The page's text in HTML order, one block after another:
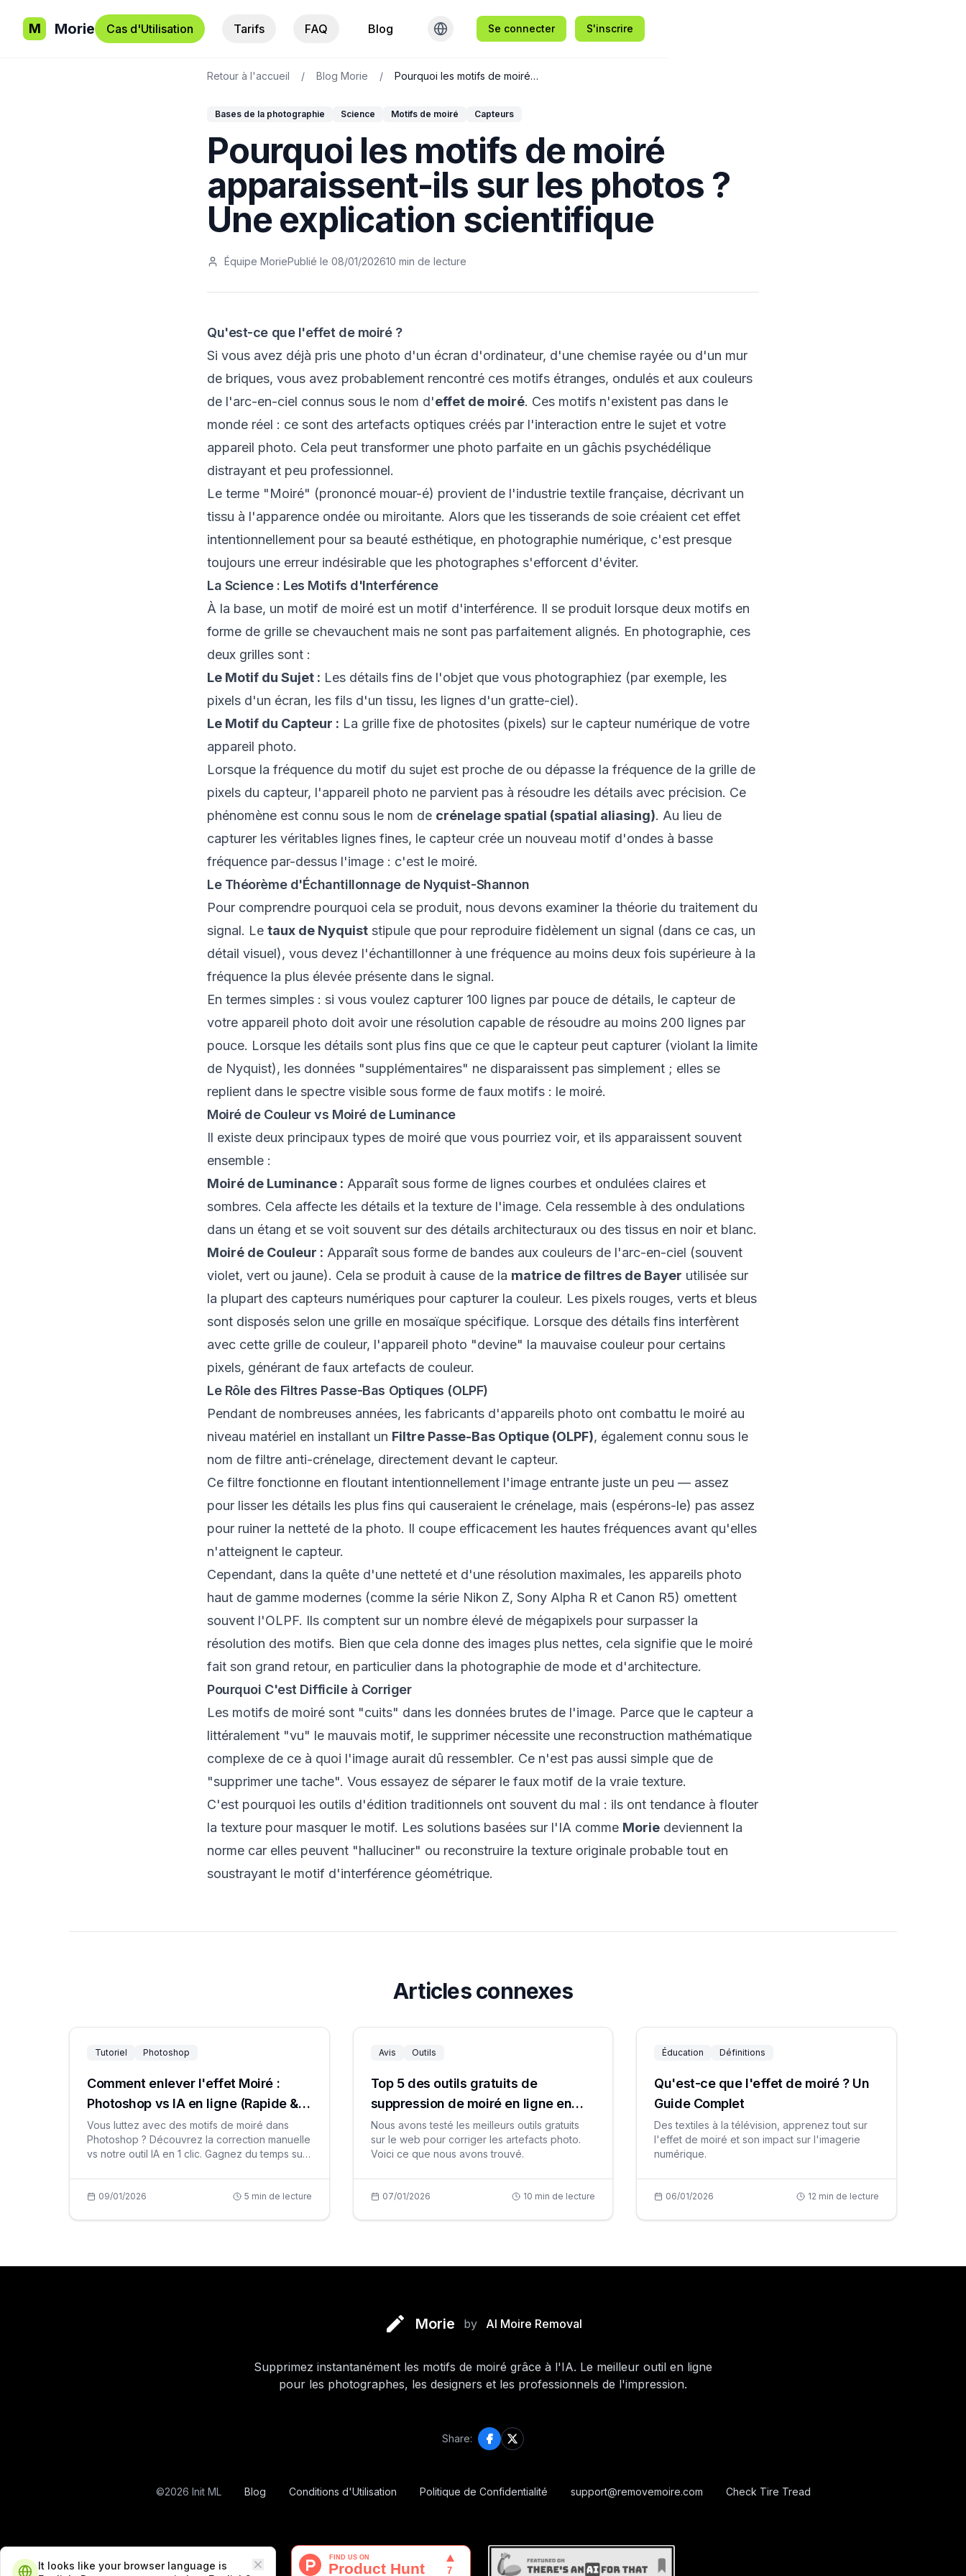
M Morie Cas d'Utilisation Tarifs FAQ Blog Se connecter S'inscrire
Retour à l'accueil / Blog Morie / Pourquoi les motifs de moiré apparaissent-ils sur les photos ? Une explication scientifique
Bases de la photographie Science Motifs de moiré Capteurs
Pourquoi les motifs de moiré
apparaissent-ils sur les photos ?
Une explication scientifique
Équipe MoriePublié le 08/01/202610 min de lecture
Qu'est-ce que l'effet de moiré ?
Si vous avez déjà pris une photo d'un écran d'ordinateur, d'une chemise rayée ou d'un mur
de briques, vous avez probablement rencontré ces motifs étranges, ondulés et aux couleurs
de l'arc-en-ciel connus sous le nom d'effet de moiré. Ces motifs n'existent pas dans le
monde réel : ce sont des artefacts optiques créés par l'interaction entre le sujet et votre
appareil photo. Cela peut transformer une photo parfaite en un gâchis psychédélique
distrayant et peu professionnel.
Le terme "Moiré" (prononcé mouar-é) provient de l'industrie textile française, décrivant un
tissu à l'apparence ondée ou miroitante. Alors que les tisserands de soie créaient cet effet
intentionnellement pour sa beauté esthétique, en photographie numérique, c'est presque
toujours une erreur indésirable que les photographes s'efforcent d'éviter.
La Science : Les Motifs d'Interférence
À la base, un motif de moiré est un motif d'interférence. Il se produit lorsque deux motifs en
forme de grille se chevauchent mais ne sont pas parfaitement alignés. En photographie, ces
deux grilles sont :
Le Motif du Sujet : Les détails fins de l'objet que vous photographiez (par exemple, les
pixels d'un écran, les fils d'un tissu, les lignes d'un gratte-ciel).
Le Motif du Capteur : La grille fixe de photosites (pixels) sur le capteur numérique de votre
appareil photo.
Lorsque la fréquence du motif du sujet est proche de ou dépasse la fréquence de la grille de
pixels du capteur, l'appareil photo ne parvient pas à résoudre les détails avec précision. Ce
phénomène est connu sous le nom de crénelage spatial (spatial aliasing). Au lieu de
capturer les véritables lignes fines, le capteur crée un nouveau motif d'ondes à basse
fréquence par-dessus l'image : c'est le moiré.
Le Théorème d'Échantillonnage de Nyquist-Shannon
Pour comprendre pourquoi cela se produit, nous devons examiner la théorie du traitement du
signal. Le taux de Nyquist stipule que pour reproduire fidèlement un signal (dans ce cas, un
détail visuel), vous devez l'échantillonner à une fréquence au moins deux fois supérieure à la
fréquence la plus élevée présente dans le signal.
En termes simples : si vous voulez capturer 100 lignes par pouce de détails, le capteur de
votre appareil photo doit avoir une résolution capable de résoudre au moins 200 lignes par
pouce. Lorsque les détails sont plus fins que ce que le capteur peut capturer (violant la limite
de Nyquist), les données "supplémentaires" ne disparaissent pas simplement ; elles se
replient dans le spectre visible sous forme de faux motifs : le moiré.
Moiré de Couleur vs Moiré de Luminance
Il existe deux principaux types de moiré que vous pourriez voir, et ils apparaissent souvent
ensemble :
Moiré de Luminance : Apparaît sous forme de lignes courbes et ondulées claires et
sombres. Cela affecte les détails et la texture de l'image. Cela ressemble à des ondulations
dans un étang et se voit souvent sur des détails architecturaux ou des tissus en noir et blanc.
Moiré de Couleur : Apparaît sous forme de bandes aux couleurs de l'arc-en-ciel (souvent
violet, vert ou jaune). Cela se produit à cause de la matrice de filtres de Bayer utilisée sur
la plupart des capteurs numériques pour capturer la couleur. Les pixels rouges, verts et bleus
sont disposés selon une grille en mosaïque spécifique. Lorsque des détails fins interfèrent
avec cette grille de couleur, l'appareil photo "devine" la mauvaise couleur pour certains
pixels, générant de faux artefacts de couleur.
Le Rôle des Filtres Passe-Bas Optiques (OLPF)
Pendant de nombreuses années, les fabricants d'appareils photo ont combattu le moiré au
niveau matériel en installant un Filtre Passe-Bas Optique (OLPF), également connu sous le
nom de filtre anti-crénelage, directement devant le capteur.
Ce filtre fonctionne en floutant intentionnellement l'image entrante juste un peu — assez
pour lisser les détails les plus fins qui causeraient le crénelage, mais (espérons-le) pas assez
pour ruiner la netteté de la photo. Il coupe efficacement les hautes fréquences avant qu'elles
n'atteignent le capteur.
Cependant, dans la quête d'une netteté et d'une résolution maximales, les appareils photo
haut de gamme modernes (comme la série Nikon Z, Sony Alpha R et Canon R5) omettent
souvent l'OLPF. Ils comptent sur un nombre élevé de mégapixels pour surpasser la
résolution des motifs. Bien que cela donne des images plus nettes, cela signifie que le moiré
fait son grand retour, en particulier dans la photographie de mode et d'architecture.
Pourquoi C'est Difficile à Corriger
Les motifs de moiré sont "cuits" dans les données brutes de l'image. Parce que le capteur a
littéralement "vu" le mauvais motif, le supprimer nécessite une reconstruction mathématique
complexe de ce à quoi l'image aurait dû ressembler. Ce n'est pas aussi simple que de
"supprimer une tache". Vous essayez de séparer le faux motif de la vraie texture.
C'est pourquoi les outils d'édition traditionnels ont souvent du mal : ils ont tendance à flouter
la texture pour masquer le motif. Les solutions basées sur l'IA comme Morie deviennent la
norme car elles peuvent "halluciner" ou reconstruire la texture originale probable tout en
soustrayant le motif d'interférence géométrique.
Articles connexes
Tutoriel Photoshop
Comment enlever l'effet Moiré :
Photoshop vs IA en ligne (Rapide &
Gratuit)
Vous luttez avec des motifs de moiré dans
Photoshop ? Découvrez la correction manuelle
vs notre outil IA en 1 clic. Gagnez du temps sur
09/01/2026 5 min de lecture
Avis Outils
Top 5 des outils gratuits de
suppression de moiré en ligne en
2026
Nous avons testé les meilleurs outils gratuits
sur le web pour corriger les artefacts photo.
Voici ce que nous avons trouvé.
07/01/2026 10 min de lecture
Éducation Définitions
Qu'est-ce que l'effet de moiré ? Un
Guide Complet
Des textiles à la télévision, apprenez tout sur
l'effet de moiré et son impact sur l'imagerie
numérique.
06/01/2026 12 min de lecture
Morie by AI Moire Removal
Supprimez instantanément les motifs de moiré grâce à l'IA. Le meilleur outil en ligne
pour les photographes, les designers et les professionnels de l'impression.
Share:
©2026 Init ML Blog Conditions d'Utilisation Politique de Confidentialité support@removemoire.com Check Tire Tread
It looks like your browser language is